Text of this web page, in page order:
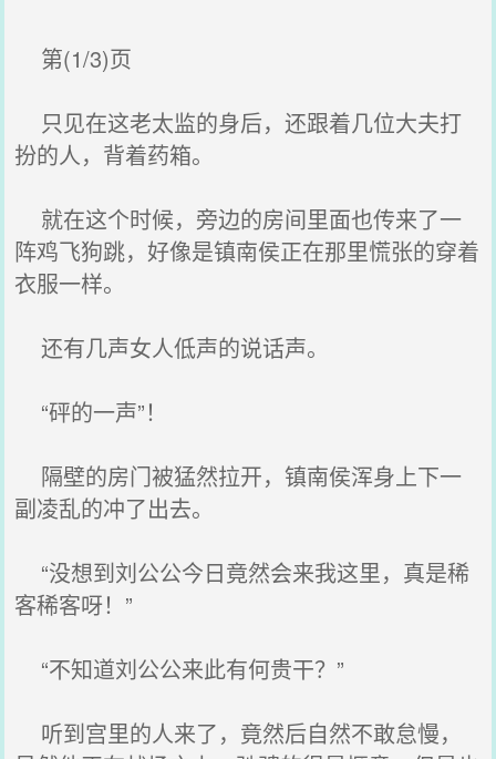
第(1/3)页
只见在这老太监的身后，还跟着几位大夫打
扮的人，背着药箱。
就在这个时候，旁边的房间里面也传来了一
阵鸡飞狗跳，好像是镇南侯正在那里慌张的穿着
衣服一样。
还有几声女人低声的说话声。
“砰的一声”！
隔壁的房门被猛然拉开，镇南侯浑身上下一
副凌乱的冲了出去。
“没想到刘公公今日竟然会来我这里，真是稀
客稀客呀！”
“不知道刘公公来此有何贵干？”
听到宫里的人来了，竟然后自然不敢怠慢，